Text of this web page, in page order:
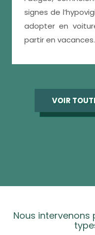
signes de
adopter en
partir en vacances.
VOIR
Nous